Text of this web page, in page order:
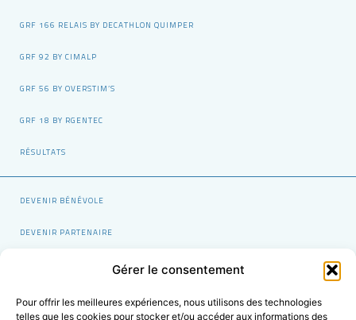
Gérer le consentement
Pour offrir les meilleures expériences, nous utilisons des technologies
telles que les cookies pour stocker et/ou accéder aux informations des
GRF 166 RELAIS BY DECATHLON QUIMPER
GRF 92 BY CIMALP
GRF 56 BY OVERSTIM’S
GRF 18 BY RGENTEC
RÉSULTATS
DEVENIR BÉNÉVOLE
DEVENIR PARTENAIRE